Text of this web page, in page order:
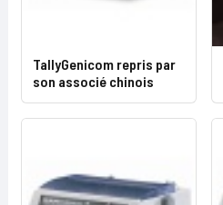
TallyGenicom repris par
son associé chinois